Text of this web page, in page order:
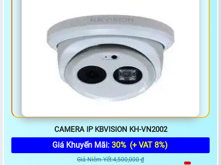
CAMERA IP KBVISION KH-VN2002
Giá Khuyến Mãi: 30% (+ VAT 8%)
Giá Niêm Yết:4,500,000 ₫